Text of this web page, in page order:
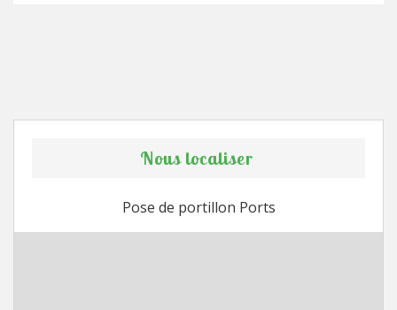
Nous localiser
Pose de portillon Ports